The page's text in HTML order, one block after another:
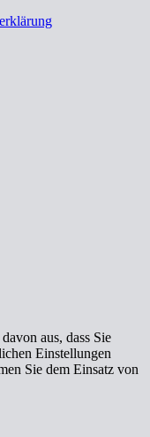
aus, dass Sie
Einstellungen
Sie dem Einsatz von